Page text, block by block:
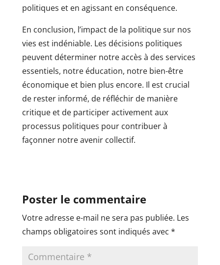
politiques et en agissant en conséquence.
En conclusion, l’impact de la politique sur nos
vies est indéniable. Les décisions politiques
peuvent déterminer notre accès à des services
essentiels, notre éducation, notre bien-être
économique et bien plus encore. Il est crucial
de rester informé, de réfléchir de manière
critique et de participer activement aux
processus politiques pour contribuer à
façonner notre avenir collectif.
Poster le commentaire
Votre adresse e-mail ne sera pas publiée. Les
champs obligatoires sont indiqués avec *